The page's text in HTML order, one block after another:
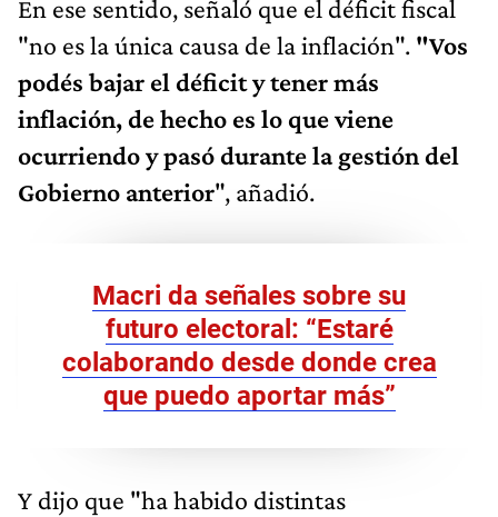
En ese sentido, señaló que el déficit fiscal
"no es la única causa de la inflación". "Vos
podés bajar el déficit y tener más
inflación, de hecho es lo que viene
ocurriendo y pasó durante la gestión del
Gobierno anterior", añadió.
Macri da señales sobre su
futuro electoral: “Estaré
colaborando desde donde crea
que puedo aportar más”
Y dijo que "ha habido distintas